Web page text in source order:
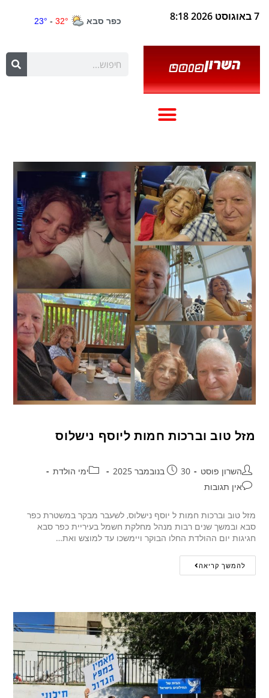
7 באוגוסט 2026 8:18
מזל טוב וברכות חמות ליוסף נישלוס
השרון פוסט 30 בנובמבר 2025
ימי הולדת
אין תגובות
מזל טוב וברכות חמות ל יוסף נישלוס, לשעבר מבקר במשטרת כפר
סבא ובמשך שנים רבות מנהל מחלקת חשמל בעיריית כפר סבא
חגיגות יום ההולדת החלו הבוקר ויימשכו עד למוצש ואת…
להמשך קריאה